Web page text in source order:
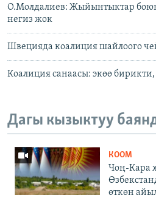
О.Молдалиев: Жыйынтыктар
негиз жок
Швецияда коалиция шайлоого
Коалиция санаасы: экөө
Дагы кызыктуу
КООМ
Чоң-Кара
өткөн